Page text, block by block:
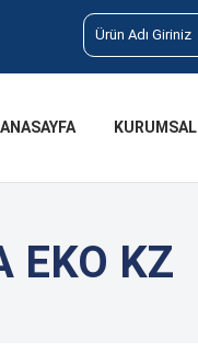
ANASAYFA KURUMSAL
KZ